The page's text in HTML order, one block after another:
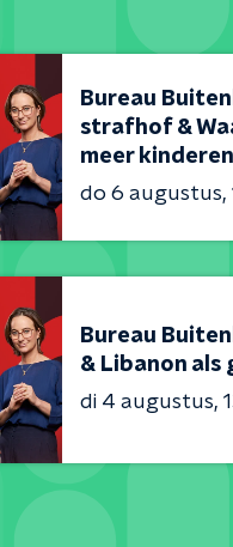
Bureau
strafhof &
meer
do 6 augustus
Bureau
& Libanon
di 4 augustus